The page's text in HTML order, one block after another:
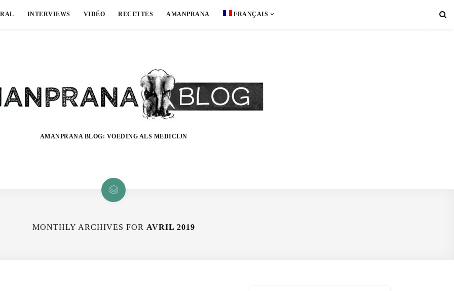
INTERVIEWS VIDÉO RECETTES AMANPRANA FRANÇAIS
AMANPRANA BLOG: VOEDING ALS MEDICIJN
MONTHLY ARCHIVES FOR AVRIL 2019